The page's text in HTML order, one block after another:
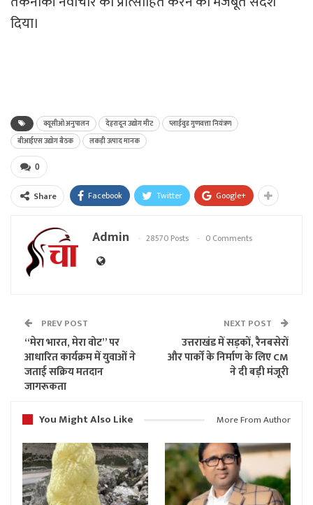
दिया।
क्यूसीओ अनुपालन देहरादून उद्योग मीट
प्लाईवुड गुणवत्ता नियंत्रण
बीआईएस उद्योग बैठक
लकड़ी उत्पाद मानक
0
Share Facebook Twitter Google+
Admin 28570 Posts 0 Comments
PREV POST
“मेरा भारत, मेरा वोट” पर
आधारित कार्यक्रम में युवाओं ने
जताई सक्रिय मतदान
जागरूकता
NEXT POST
उत्तराखंड में सड़कों, रैनबसेरों
और पार्कों के निर्माण के लिए CM
ने दी बड़ी मंजूरी
You Might Also Like More From Author